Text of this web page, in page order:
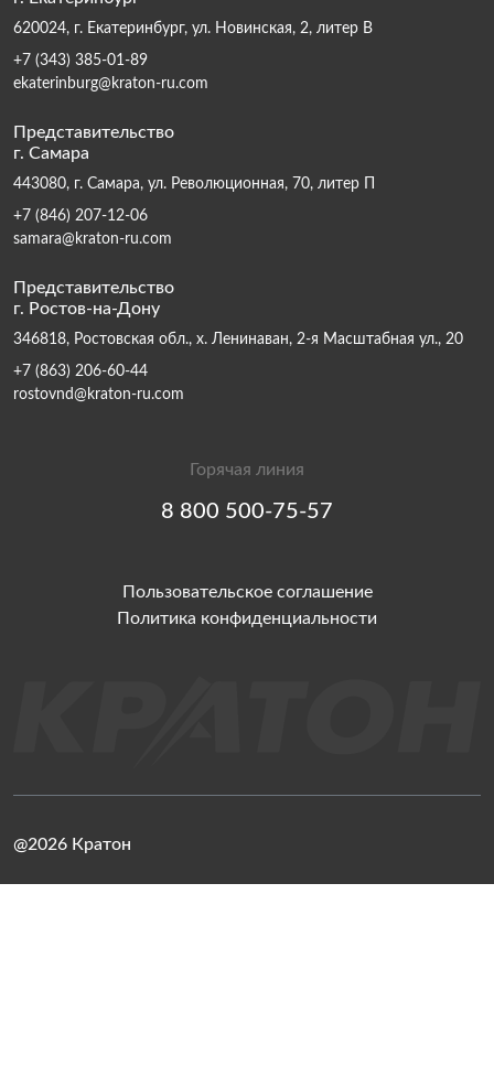
620024, г. Екатеринбург, ул. Новинская, 2, литер В
+7 (343) 385-01-89
ekaterinburg@kraton-ru.com
Представительство
г. Самара
443080, г. Самара, ул. Революционная, 70, литер П
+7 (846) 207-12-06
samara@kraton-ru.com
Представительство
г. Ростов-на-Дону
346818, Ростовская обл., х. Ленинаван, 2-я Масштабная ул., 20
+7 (863) 206-60-44
rostovnd@kraton-ru.com
Горячая линия
8 800 500-75-57
Пользовательское соглашение
Политика конфиденциальности
@2026 Кратон